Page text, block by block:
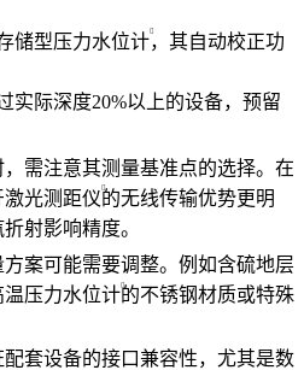
储型压力水位计，其自动校正功
实际深度20%以上的设备，预留
需注意其测量基准点的选择。在
激光测距仪的无线传输优势更明
射影响精度。
案可能需要调整。例如含硫地层
温压力水位计的不锈钢材质或特殊
套设备的接口兼容性，尤其是数